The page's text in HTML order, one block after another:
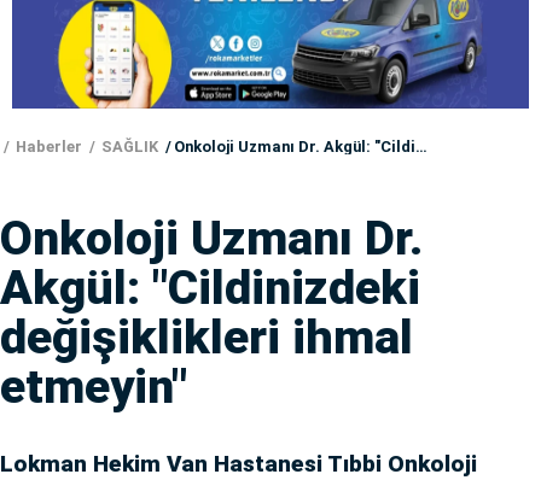
Haberler SAĞLIK Onkoloji Uzmanı Dr. Akgül: "Cildinizdeki değişiklikleri ihmal etmeyin"
Onkoloji Uzmanı Dr.
Akgül: "Cildinizdeki
değişiklikleri ihmal
etmeyin"
Lokman Hekim Van Hastanesi Tıbbi Onkoloji